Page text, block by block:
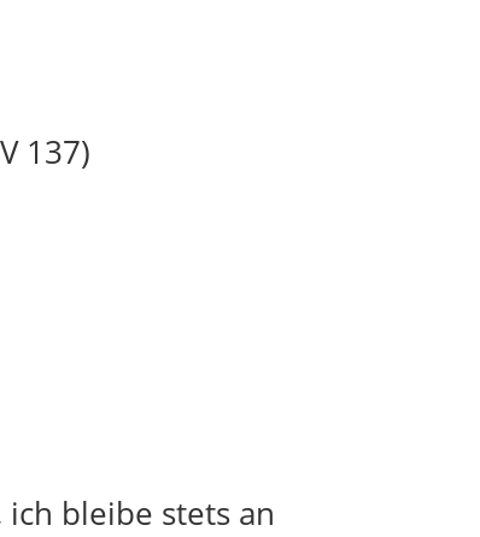
137)
ich bleibe stets an